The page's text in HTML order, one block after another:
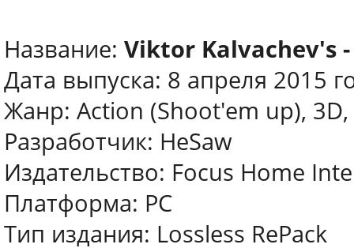
Название: Viktor Kalvachev's
Дата выпуска: 8 апреля 2015
Жанр: Action (Shoot'em up),
Разработчик: HeSaw
Издательство: Focus Home
Платформа: PC
Тип издания: Lossless RePack